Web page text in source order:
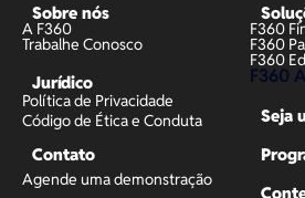
Sobre nós
A F360
Trabalhe Conosco
Jurídico
Política de Privacidade
Código de Ética e Conduta
Contato
Agende uma demonstração
F360
F360
F360
F360
Seja